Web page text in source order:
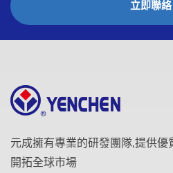
立即聯絡
元成擁有專業的研發團隊,提供優
開拓全球市場